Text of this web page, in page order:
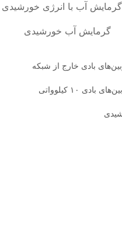
گرمایش آب با انرژی خورشیدی
گرمایش آب خورشیدی
بادی خارج از شبکه
بادی ۱۰ کیلوواتی